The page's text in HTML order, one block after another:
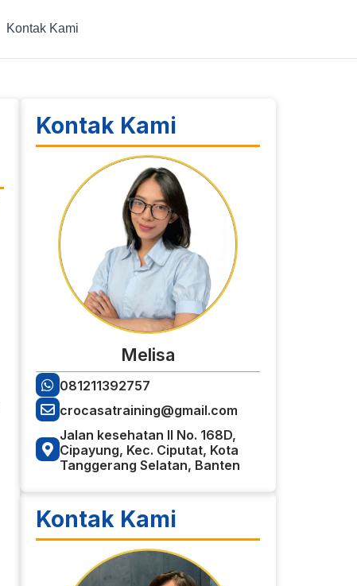
Kontak Kami
Kontak Kami
Melisa
081211392757
crocasatraining@gmail.com
Jalan kesehatan II No. 168D,
Cipayung, Kec. Ciputat, Kota
Tanggerang Selatan, Banten
Kontak Kami